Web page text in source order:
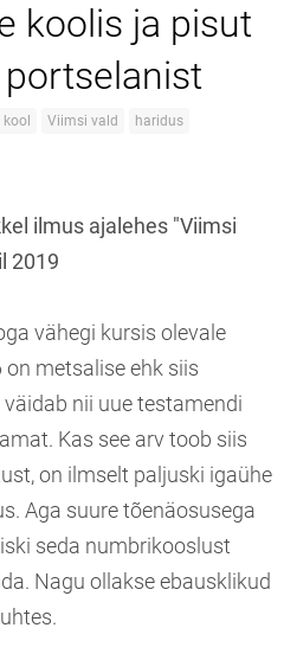
koolis ja pisut
Viimsi vald haridus
ilmus ajalehes "Viimsi
2019
vähegi kursis olevale
on metsalise ehk siis
nii uue testamendi
Kas see arv toob siis
on ilmselt paljuski igaühe
Aga suure tõenäosusega
seda numbrikooslust
Nagu ollakse ebausklikud